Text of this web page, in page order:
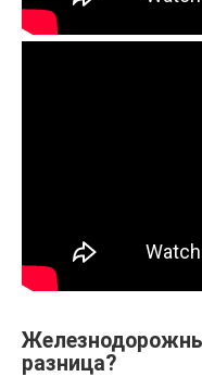
разница?